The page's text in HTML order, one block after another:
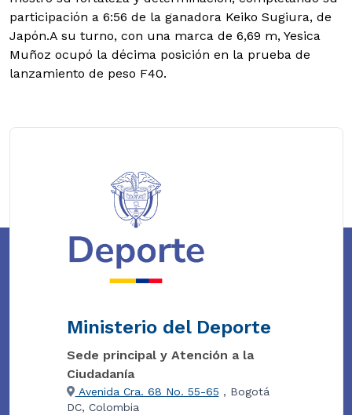
participación a 6:56 de la ganadora Keiko Sugiura, de
Japón.A su turno, con una marca de 6,69 m, Yesica
Muñoz ocupó la décima posición en la prueba de
lanzamiento de peso F40.
Ministerio del Deporte
Sede principal y Atención a la
Ciudadanía
Avenida Cra. 68 No. 55-65 , Bogotá
DC, Colombia